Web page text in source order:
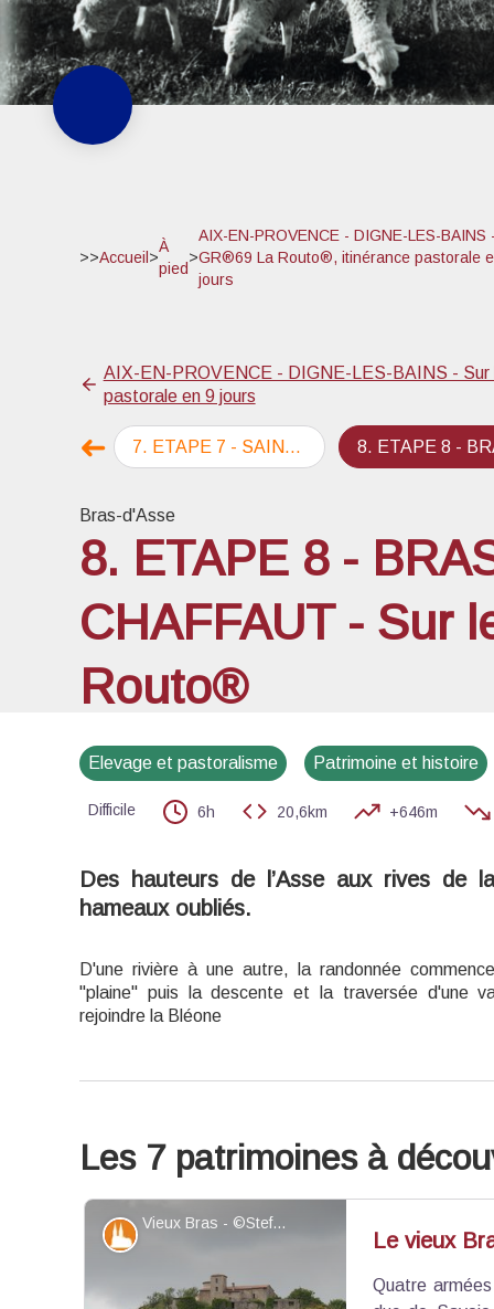
>>Accueil >
À
pied
>
AIX-EN-PROVENCE - DIGNE-LES-BAINS
GR®69 La Routo®, itinérance pastorale
jours
AIX-EN-PROVENCE - DIGNE-LES-BAINS -
pastorale en 9 jours
➜Étape précédente
7. ETAPE 7 - SAINT-JURS - BRAS-D'ASSE - Sur le GR®69 La Routo® 8. ETAPE 8 - BRAS-D'ASSE - LE CHAFFAUT - Sur le GR®69 La
Bras-d'Asse
8. ETAPE 8 -
CHAFFAUT - Sur
Routo®
Elevage et pastoralisme Patrimoine et histoire
Difficile 6h 20,6km +646m
Des hauteurs de l’Asse aux rives de
hameaux oubliés.
D'une rivière à une autre, la randonnée
"plaine" puis la descente et la traversée d'une
rejoindre la Bléone
Les 7 patrimoines à
Vieux Bras - ©Stefano Blanc - PNR Verdon
Patrimoine et histoire Le vieux
Quatre